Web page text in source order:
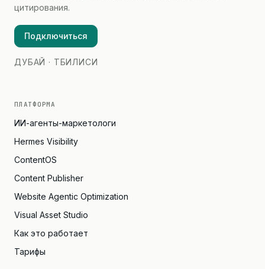
цитирования.
Подключиться
ДУБАЙ · ТБИЛИСИ
ПЛАТФОРМА
ИИ-агенты-маркетологи
Hermes Visibility
ContentOS
Content Publisher
Website Agentic Optimization
Visual Asset Studio
Как это работает
Тарифы